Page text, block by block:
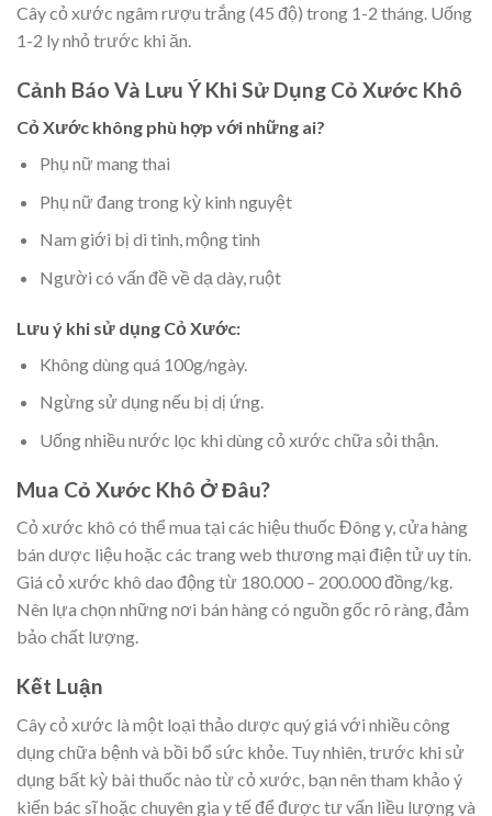
Cây cỏ xước ngâm rượu trắng (45 độ) trong 1-2 tháng. Uống
1-2 ly nhỏ trước khi ăn.
Cảnh Báo Và Lưu Ý Khi Sử Dụng Cỏ Xước Khô
Cỏ Xước không phù hợp với những ai?
Phụ nữ mang thai
Phụ nữ đang trong kỳ kinh nguyệt
Nam giới bị di tinh, mộng tinh
Người có vấn đề về dạ dày, ruột
Lưu ý khi sử dụng Cỏ Xước:
Không dùng quá 100g/ngày.
Ngừng sử dụng nếu bị dị ứng.
Uống nhiều nước lọc khi dùng cỏ xước chữa sỏi thận.
Mua Cỏ Xước Khô Ở Đâu?
Cỏ xước khô có thể mua tại các hiệu thuốc Đông y, cửa hàng
bán dược liệu hoặc các trang web thương mại điện tử uy tín.
Giá cỏ xước khô dao động từ 180.000 – 200.000 đồng/kg.
Nên lựa chọn những nơi bán hàng có nguồn gốc rõ ràng, đảm
bảo chất lượng.
Kết Luận
Cây cỏ xước là một loại thảo dược quý giá với nhiều công
dụng chữa bệnh và bồi bổ sức khỏe. Tuy nhiên, trước khi sử
dụng bất kỳ bài thuốc nào từ cỏ xước, bạn nên tham khảo ý
kiến bác sĩ hoặc chuyên gia y tế để được tư vấn liều lượng và